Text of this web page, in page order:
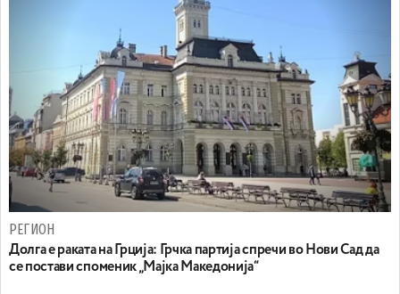
РЕГИОН
Долга е раката на Грција: Грчка партија спречи во Нови Сад да
се постави споменик „Мајка Македонија“